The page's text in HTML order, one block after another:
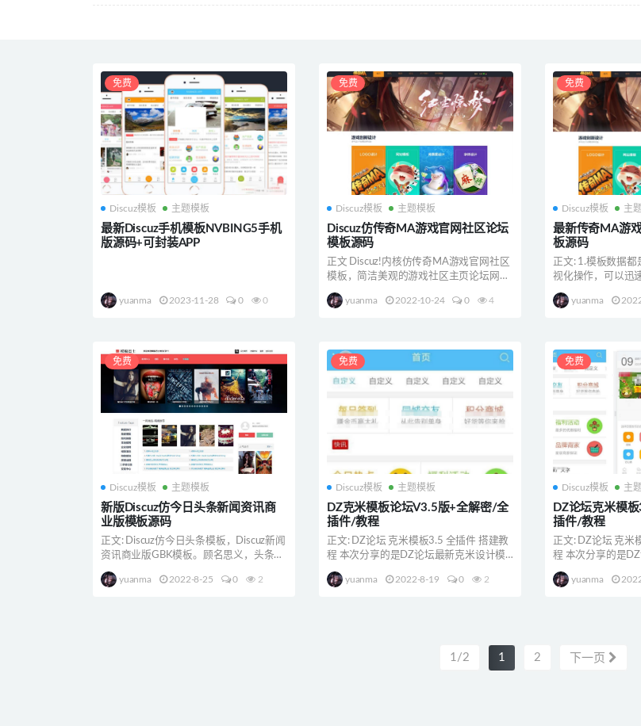
免费
Discuz模板 主题模板
最新Discuz手机模板NVBING5手机
版源码+可封装APP
yuanma 2023-11-28 0 0
免费
Discuz模板 主题模板
Discuz仿传奇MA游戏官网社区论坛
模板源码
正文 Discuz!内核仿传奇MA游戏官网社区
模板，简洁美观的游戏社区主页论坛网站
yuanma
2022-10-24 0 4
免费
Discuz模板 主
最新传奇MA游
板源码
正文: 1.模板数据都
视化操作，可以迅
yuanma
免费
Discuz模板 主题模板
新版Discuz仿今日头条新闻资讯商
业版模板源码
正文: Discuz仿今日头条模板，Discuz新闻
资讯商业版GBK模板。顾名思义，头条新
yuanma
2022-8-25 0 2
免费
Discuz模板 主题模板
DZ克米模板论坛V3.5版+全解密/全
插件/教程
正文: DZ论坛 克米模板3.5 全插件 搭建教
程 本次分享的是DZ论坛最新克米设计模
yuanma
2022-8-19 0 2
免费
Discuz模板 主
DZ论坛克米模
插件/教程
正文: DZ论坛 克米
程 本次分享的是
yuanma
1/2 1 2 下一页